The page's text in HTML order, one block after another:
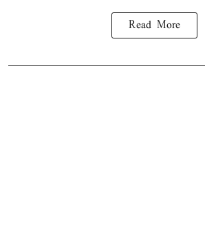
Read More